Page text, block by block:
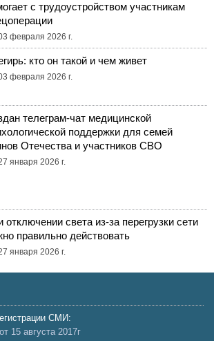
с трудоустройством участникам
февраля 2026 г.
кто он такой и чем живет
февраля 2026 г.
телеграм-чат медицинской
поддержки для семей
Отечества и участников СВО
января 2026 г.
отключении света из-за перегрузки сети
правильно действовать
января 2026 г.
СМИ:
15 августа 2017г